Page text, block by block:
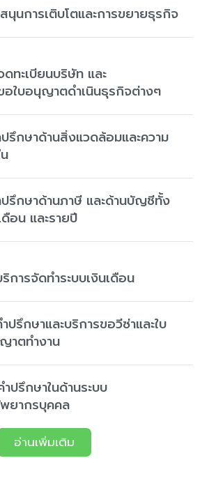
ดทะเบียนบริษัท และ
อใบอนุญาตดำเนินธุรกิจต่างๆ
ปรึกษาด้านสิ่งแวดล้อมและความ
ปรึกษาด้านภาษี และด้านบัญชีทั้ง
ดือน และรายปี
นุนการเติบโตและการขยายธุรกิจ
ริการจัดทำระบบเงินเดือน
ปรึกษาและบริการขอวีซ่าและใบ
าตทำงาน
ำปรึกษาในด้านระบบ
ยากรบุคคล
อ่านเพิ่มเติม